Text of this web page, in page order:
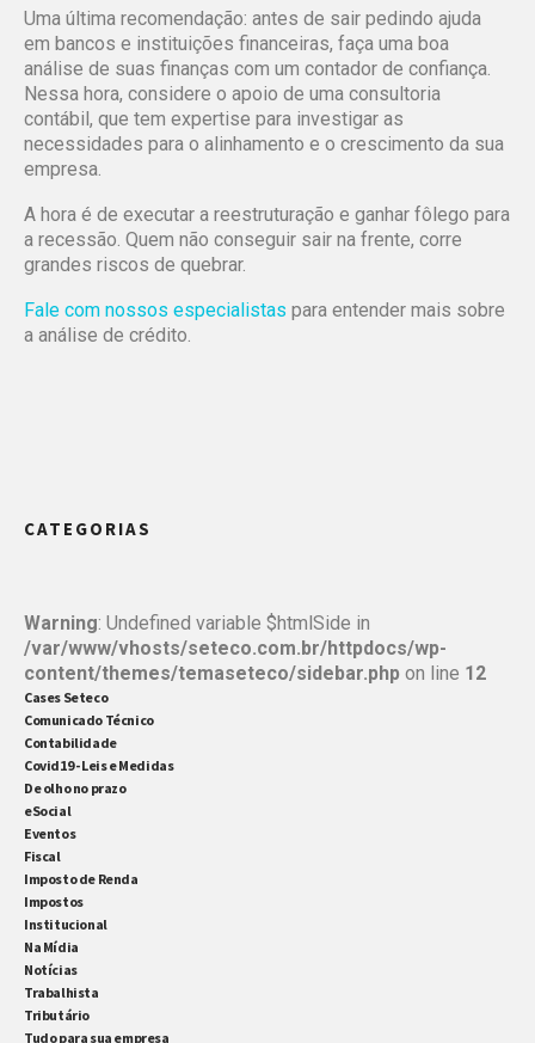
Uma última recomendação: antes de sair pedindo ajuda
em bancos e instituições financeiras, faça uma boa
análise de suas finanças com um contador de confiança.
Nessa hora, considere o apoio de uma consultoria
contábil, que tem expertise para investigar as
necessidades para o alinhamento e o crescimento da sua
empresa.
A hora é de executar a reestruturação e ganhar fôlego para
a recessão. Quem não conseguir sair na frente, corre
grandes riscos de quebrar.
Fale com nossos especialistas para entender mais sobre
a análise de crédito.
CATEGORIAS
Warning: Undefined variable $htmlSide in
/var/www/vhosts/seteco.com.br/httpdocs/wp-
content/themes/temaseteco/sidebar.php on line 12
Cases Seteco
Comunicado Técnico
Contabilidade
Covid19 - Leis e Medidas
De olho no prazo
eSocial
Eventos
Fiscal
Imposto de Renda
Impostos
Institucional
Na Mídia
Notícias
Trabalhista
Tributário
Tudo para sua empresa